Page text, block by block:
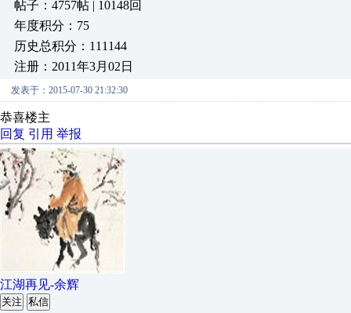
帖子：4757帖 | 10148回
年度积分：75
历史总积分：111144
注册：2011年3月02日
发表于：2015-07-30 21:32:30
恭喜楼主
回复 引用 举报
江湖再见-余辉
关注 私信